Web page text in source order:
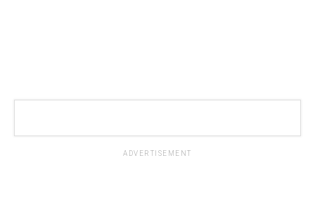
ADVERTISEMENT